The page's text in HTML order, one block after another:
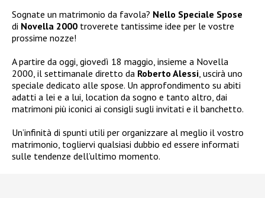
Sognate un matrimonio da favola? Nello Speciale Spose
di Novella 2000 troverete tantissime idee per le vostre
prossime nozze!
A partire da oggi, giovedì 18 maggio, insieme a Novella
2000, il settimanale diretto da Roberto Alessi , uscirà uno
speciale dedicato alle spose. Un approfondimento su abiti
adatti a lei e a lui, location da sogno e tanto altro, dai
matrimoni più iconici ai consigli sugli invitati e il banchetto.
Un’infinità di spunti utili per organizzare al meglio il vostro
matrimonio, togliervi qualsiasi dubbio ed essere informati
sulle tendenze dell’ultimo momento.